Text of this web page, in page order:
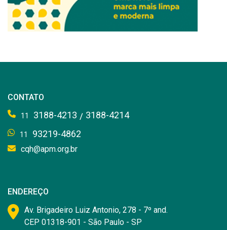
CONTATO
11 3188-4213 / 3188-4214
11 93219-4862
cqh@apm.org.br
ENDEREÇO
Av. Brigadeiro Luiz Antonio, 278 - 7º and.
CEP 01318-901 - São Paulo - SP